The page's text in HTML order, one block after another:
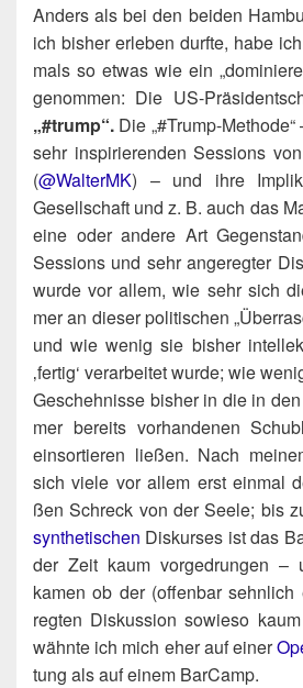
Anders als bei den bei­den
ich bis­her erle­ben durf­te, habe
mals so etwas wie ein
ge­nom­men: Die US-
„#trump“. Die „#Trump-
sehr inspi­rie­ren­den Ses­si­ons
(@WalterMK) – und ihre
Gesell­schaft und z. B. auch das
eine oder ande­re Art
Ses­si­ons und sehr ange­reg­ter
wur­de vor allem, wie sehr sich
mer an die­ser poli­ti­schen
und wie wenig sie bis­her
‚fer­tig‘ ver­ar­bei­tet wur­de; wie
Gescheh­nis­se bis­her in die in
mer bereits vor­han­de­nen
ein­sor­tie­ren lie­ßen. Nach
sich vie­le vor allem erst ein­mal
ßen Schreck von der See­le; bis
syn­the­ti­schen Dis­kur­ses ist das
der Zeit kaum vor­ge­drun­gen –
kamen ob der (offen­bar
reg­ten Dis­kus­si­on sowie­so
wähn­te ich mich eher auf einer
tung als auf einem BarCamp.